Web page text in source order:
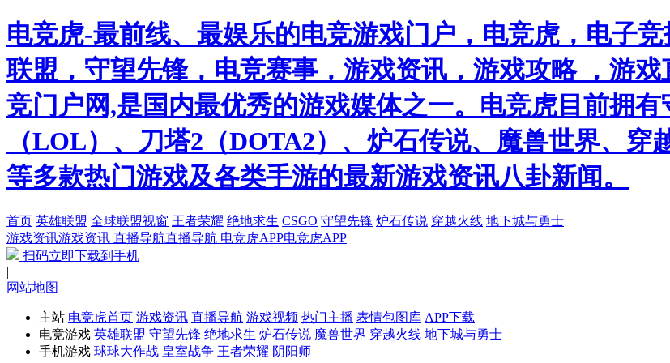
电竞虎-最前线、最娱乐的电竞游戏门户，电竞虎，电子
联盟，守望先锋，电竞赛事，游戏资讯，游戏攻略 ，游
竞门户网,是国内最优秀的游戏媒体之一。电竞虎目前拥
（LOL）、刀塔2（DOTA2）、炉石传说、魔兽世界、
等多款热门游戏及各类手游的最新游戏资讯八卦新闻。
首页 英雄联盟 全球联盟视窗 王者荣耀 绝地求生 CSGO 守望先锋 炉石传说 穿越火线 地下城与勇士
游戏资讯游戏资讯 直播导航直播导航 电竞虎APP电竞虎APP
扫码立即下载到手机
|
网站地图
主站 电竞虎首页 游戏资讯 直播导航 游戏视频 热门主播 表情包图库 APP下载
电竞游戏 英雄联盟 守望先锋 绝地求生 炉石传说 魔兽世界 穿越火线 地下城与勇士
手机游戏 球球大作战 皇室战争 王者荣耀 阴阳师